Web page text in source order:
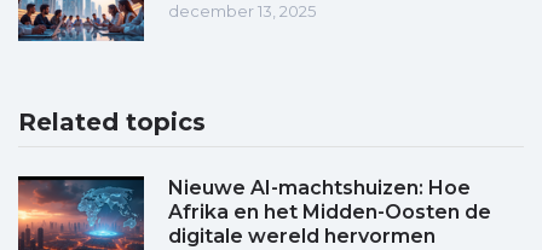
december 13, 2025
Related topics
Nieuwe AI-machtshuizen: Hoe
Afrika en het Midden-Oosten de
digitale wereld hervormen